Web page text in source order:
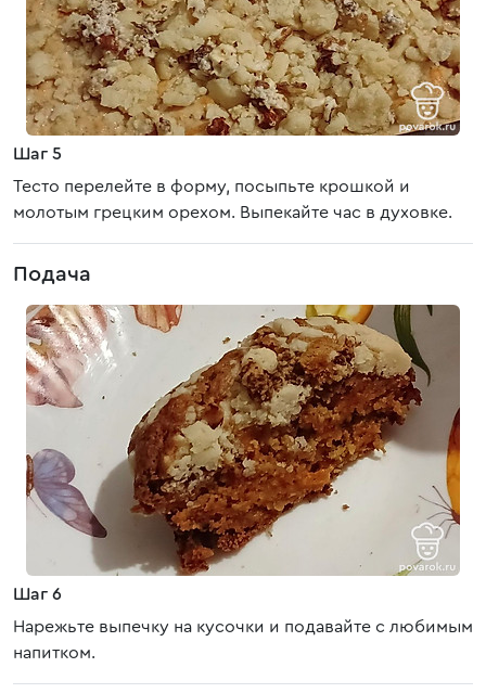
Шаг 5
Тесто перелейте в форму, посыпьте крошкой и
молотым грецким орехом. Выпекайте час в духовке.
Подача
Шаг 6
Нарежьте выпечку на кусочки и подавайте с любимым
напитком.